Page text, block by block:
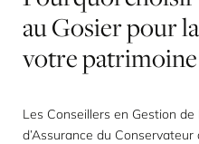
auGosierpourla
votrepatrimoine
Les Conseillers en Gestion
d’Assurance du